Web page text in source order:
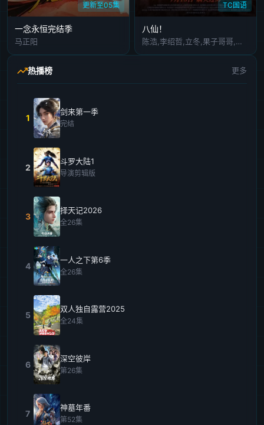
更新至05集
​一念永恒完结季​
马正阳
TC国语
八仙！
陈浩,李绍哲,立冬,果子哥哥,董天弋,喻鹏力,黄豫硕,张运气,邓先森,曹知善,囧森瑟夫,零柒,韩雨泽,张天宇,张稷,良生
热播榜 更多
1
剑来第一季
完结
2
斗罗大陆1
导演剪辑版
3
择天记2026
全26集
4
一人之下第6季
全26集
5
双人独自露营2025
全24集
6
深空彼岸
第26集
7
神墓年番
第52集